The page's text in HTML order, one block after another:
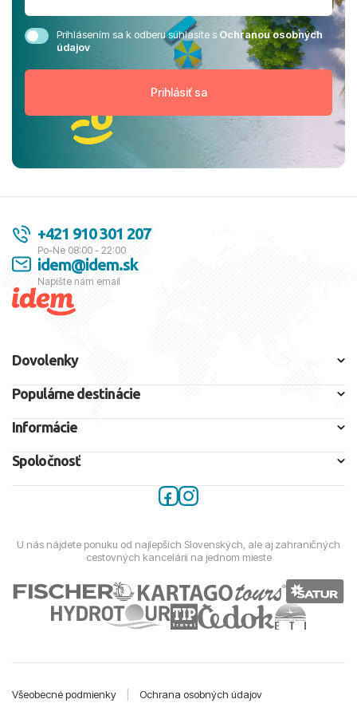
Prihlásením sa k odberu súhlasíte sOchranou osobných
údajov
+421 910 301 207
Po-Ne 08:00 - 22:00
idem@idem.sk
Napíšte nám email
Dovolenky
Populárne destinácie
Informácie
Spoločnosť
U nás nájdete ponuku od najlepších Slovenských, ale aj zahraničných
cestovných kancelárií na jednom mieste
Všeobecné podmienky Ochrana osobných údajov